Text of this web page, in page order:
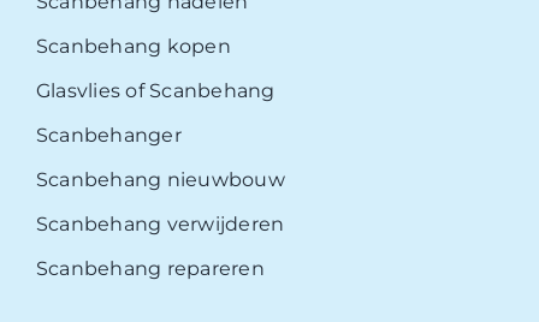
Scanbehang kopen
Glasvlies of Scanbehang
Scanbehanger
Scanbehang nieuwbouw
Scanbehang verwijderen
Scanbehang repareren